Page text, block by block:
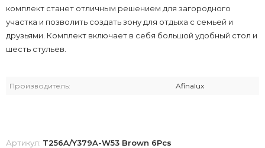
комплект станет отличным решением для загородного
участка и позволить создать зону для отдыха с семьей и
друзьями. Комплект включает в себя большой удобный стол и
шесть стульев.
Производитель: Afinalux
Артикул: T256A/Y379A-W53 Brown 6Pcs